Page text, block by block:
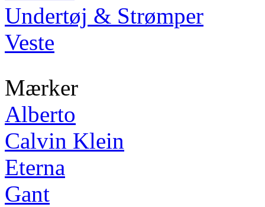
Undertøj & Strømper
Veste
Mærker
Alberto
Calvin Klein
Eterna
Gant